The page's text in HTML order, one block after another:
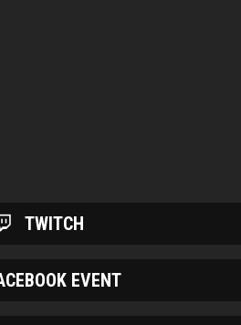
TWITCH
EVENT